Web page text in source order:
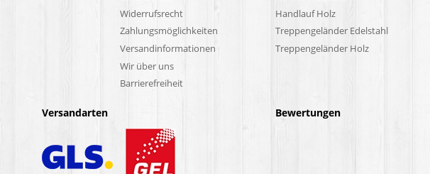
Widerrufsrecht
Zahlungsmöglichkeiten
Versandinformationen
Wir über uns
Barrierefreiheit
Handlauf Holz
Treppengeländer Edelstahl
Treppengeländer Holz
Versandarten Bewertungen